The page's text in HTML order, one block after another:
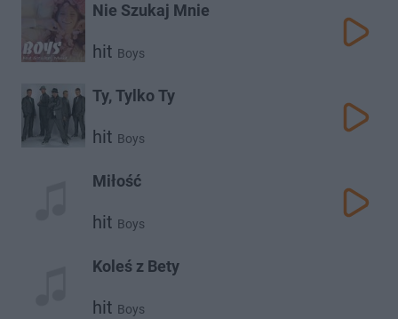
Nie Szukaj Mnie
hit Boys
Ty, Tylko Ty
hit Boys
Miłość
hit Boys
Koleś z Bety
hit Boys